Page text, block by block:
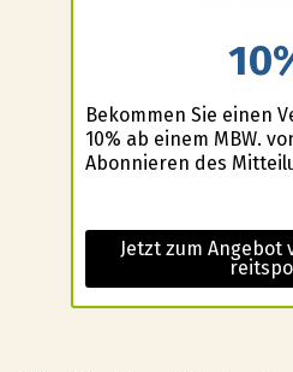
Bekommen Sie einen
10% ab einem MBW.
Abonnieren des
Jetzt zum Angebot